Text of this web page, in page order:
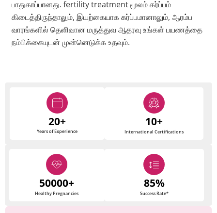
பாதுகாப்பானது. fertility treatment மூலம் கர்ப்பம்
கிடைத்திருந்தாலும், இயற்கையாக கர்ப்பமானாலும், ஆரம்ப
வாரங்களில் தெளிவான மருத்துவ ஆதரவு உங்கள் பயணத்தை
நம்பிக்கையுடன் முன்னெடுக்க உதவும்.
20+
Years of Experience
10+
International Certifications
50000+
Healthy Pregnancies
85%
Success Rate*